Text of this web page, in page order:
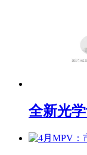
全新光